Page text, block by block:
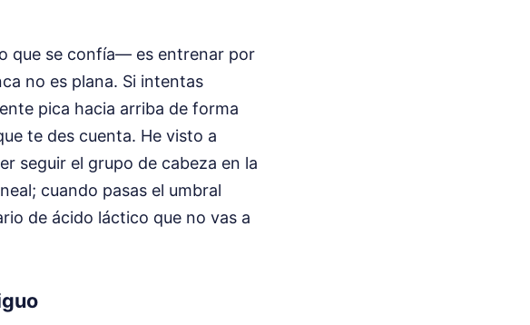
que se confía— es entrenar por
no es plana. Si intentas
pica hacia arriba de forma
te des cuenta. He visto a
seguir el grupo de cabeza en la
cuando pasas el umbral
de ácido láctico que no vas a